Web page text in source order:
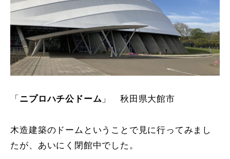
「ニプロハチ公ドーム 」 秋田県大館市
木造建築のドームということで見に行ってみまし
たが、あいにく閉館中でした。